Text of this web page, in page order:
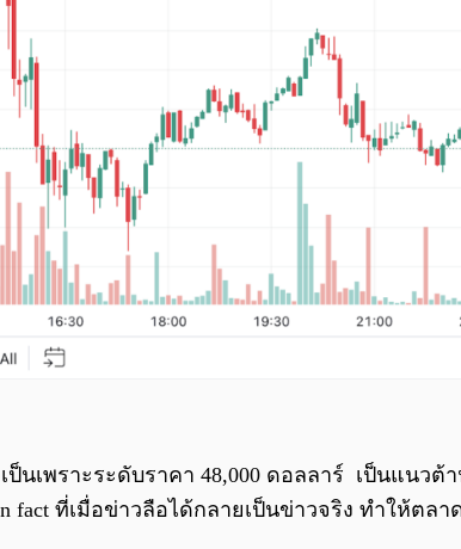
ป็นเพราะระดับราคา 48,000 ดอลลาร์ เป็นแ
fact ที่เมื่อข่าวลือได้กลายเป็นข่าวจริง ทำให้ต